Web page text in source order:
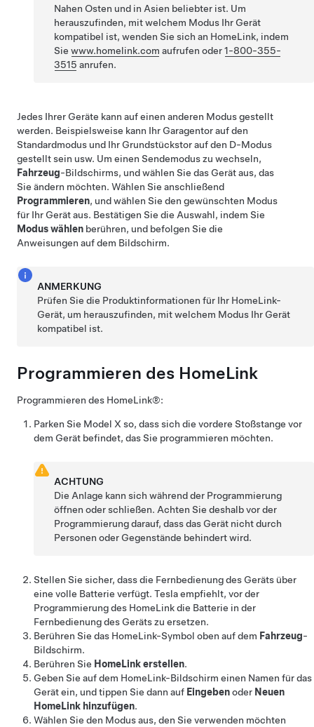
Nahen Osten und in Asien beliebter ist. Um
herauszufinden, mit welchem Modus Ihr Gerät
kompatibel ist, wenden Sie sich an HomeLink, indem
Siewww.homelink.com aufrufen oder1-800-355-
3515 anrufen.
Jedes Ihrer Geräte kann auf einen anderen Modus gestellt
werden. Beispielsweise kann Ihr Garagentor auf den
Standardmodus und Ihr Grundstückstor auf den D-Modus
gestellt sein usw. Um einen Sendemodus zu wechseln,
Fahrzeug-Bildschirms, und wählen Sie das Gerät aus, das
Sie ändern möchten. Wählen Sie anschließend
Programmieren, und wählen Sie den gewünschten Modus
für Ihr Gerät aus. Bestätigen Sie die Auswahl, indem Sie
Modus wählen berühren, und befolgen Sie die
Anweisungen auf dem Bildschirm.
ANMERKUNG
Prüfen Sie die Produktinformationen für Ihr HomeLink-
Gerät, um herauszufinden, mit welchem Modus Ihr Gerät
kompatibel ist.
Programmieren des HomeLink
Programmieren des HomeLink®:
Parken Sie Model X so, dass sich die vordere Stoßstange vor
dem Gerät befindet, das Sie programmieren möchten.
ACHTUNG
Die Anlage kann sich während der Programmierung
öffnen oder schließen. Achten Sie deshalb vor der
Programmierung darauf, dass das Gerät nicht durch
Personen oder Gegenstände behindert wird.
Stellen Sie sicher, dass die Fernbedienung des Geräts über
eine volle Batterie verfügt. Tesla empfiehlt, vor der
Programmierung des HomeLink die Batterie in der
Fernbedienung des Geräts zu ersetzen.
Berühren Sie das HomeLink-Symbol oben auf dem Fahrzeug-
Bildschirm.
Berühren Sie HomeLink erstellen.
Geben Sie auf dem HomeLink-Bildschirm einen Namen für das
Gerät ein, und tippen Sie dann auf Eingebenoder Neuen
HomeLink hinzufügen.
Wählen Sie den Modus aus, den Sie verwenden möchten